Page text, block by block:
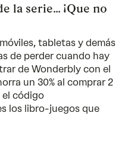
la serie… ¡Que no
tabletas y demás
de perder cuando hay
de Wonderbly con el
un 30% al comprar 2
el código
los libro-juegos que